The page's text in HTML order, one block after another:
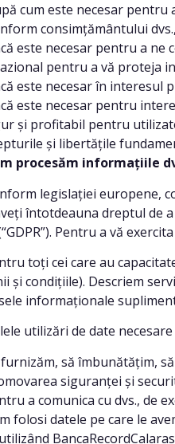
cum este necesar pentru
consimțământului
este necesar pentru a
pentru a vă proteja
este necesar în interesul
este necesar pentru
și profitabil pentru
și libertățile
informațiile
legislației europene,
întotdeauna dreptul de
Pentru a vă
toți cei care au
și condițiile). Descriem
informaționale
utilizări de date
să îmbunătățim,
siguranței și
a comunica cu dvs., de
datele pe care le